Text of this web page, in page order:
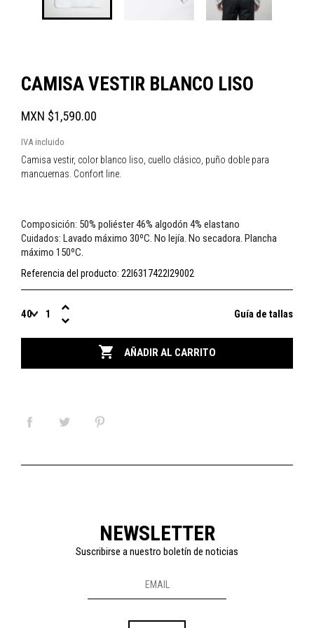
CAMISA VESTIR BLANCO LISO
MXN $1,590.00
IVA incluido
Camisa vestir, color blanco liso, cuello clásico, puño doble para
mancuernas. Confort line.
Composición: 50% poliéster 46% algodón 4% elastano
Cuidados: Lavado máximo 30ºC. No lejía. No secadora. Plancha
máximo 150ºC.
Referencia del producto: 22I6317422I29002
Guía de tallas
 AÑADIR AL CARRITO
NEWSLETTER
Suscribirse a nuestro boletín de noticias